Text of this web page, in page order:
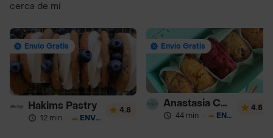
cerca de mí
Envío Gratis
Hakims Pastry
12 min · ENVÍO GRATIS
4.8
Envío Gratis
Anastasia Cookies
44 min · ENVÍO GRATIS
4.8